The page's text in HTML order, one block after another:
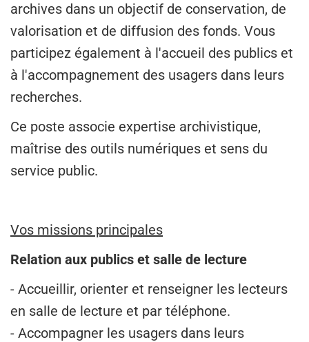
archives dans un objectif de conservation, de
valorisation et de diffusion des fonds. Vous
participez également à l'accueil des publics et
à l'accompagnement des usagers dans leurs
recherches.
Ce poste associe expertise archivistique,
maîtrise des outils numériques et sens du
service public.
Vos missions principales
Relation aux publics et salle de lecture
- Accueillir, orienter et renseigner les lecteurs
en salle de lecture et par téléphone.
- Accompagner les usagers dans leurs